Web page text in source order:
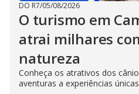
DO R7/05/08/2026
O turismo em
atrai milhares
natureza
Conheça os atrativos dos
aventuras a experiências únicas